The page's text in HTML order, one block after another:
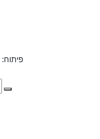
פיתוח: